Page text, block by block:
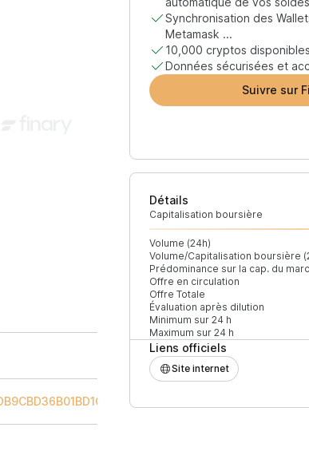
Synchronisation des
Metamask ...
10,000 cryptos disponibles
Données sécurisées et
Suivre sur
Détails
Capitalisation boursière
Volume (24h)
Volume/Capitalisation boursière
Prédominance sur la cap. du
Offre en circulation
Offre Totale
Évaluation après dilution
Minimum sur 24 h
Maximum sur 24 h
Liens officiels
Site internet